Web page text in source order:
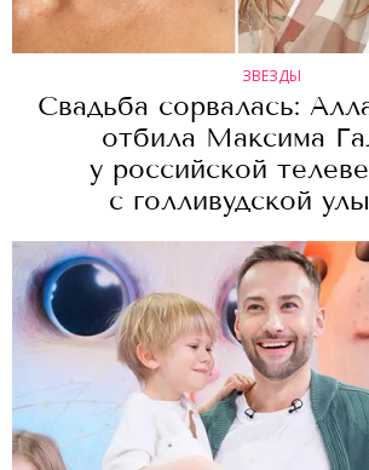
ЗВЕЗДЫ
Свадьба сорвалась:
отбила Максима
у российской
с голливудской